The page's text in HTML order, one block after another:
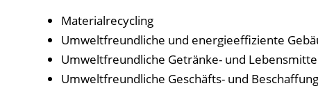
Materialrecycling
Umweltfreundliche und energieeffiziente
Umweltfreundliche Getränke- und
Umweltfreundliche Geschäfts- und